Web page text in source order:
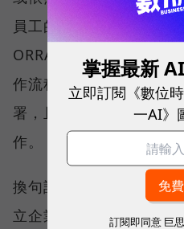
員工的權責範圍、日常
ORRA 就會生成一個已
作流程的 AI 員工，並於
署，且每位 AI 員工都能
作。
換句話說，ORRA 不是
立企業 AI 團隊的平台。
掌握最新
立即訂閱《數位
一AI》
訂閱即同意 巨